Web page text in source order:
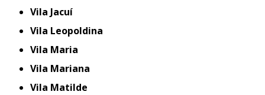
Vila Jacuí
Vila Leopoldina
Vila Maria
Vila Mariana
Vila Matilde